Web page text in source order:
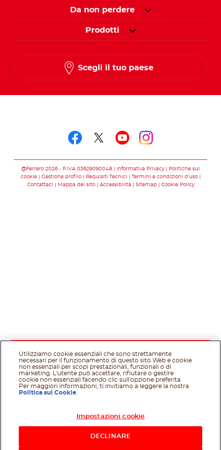
Da non perdere
Prodotti
Scegli il tuo paese
@Ferrero 2026 - P.IVA 03629090048 Informativa Privacy
Politiche sui
cookie
Gestione profilo Requisiti Tecnici
Termini e condizioni d’uso
Contattaci
Mappa del sito Accessibilità Sitemap Cookie Policy
Utilizziamo cookie essenziali che sono strettamente
necessari per il funzionamento di questo sito Web e cookie
non essenziali per scopi prestazionali, funzionali o di
marketing. L'utente può accettare, rifiutare o gestire
cookie non essenziali facendo clic sull'opzione preferita.
Per maggiori informazioni, ti invitiamo a leggere la nostra
Politica sui Cookie
Impostazioni cookie
DECLINARE